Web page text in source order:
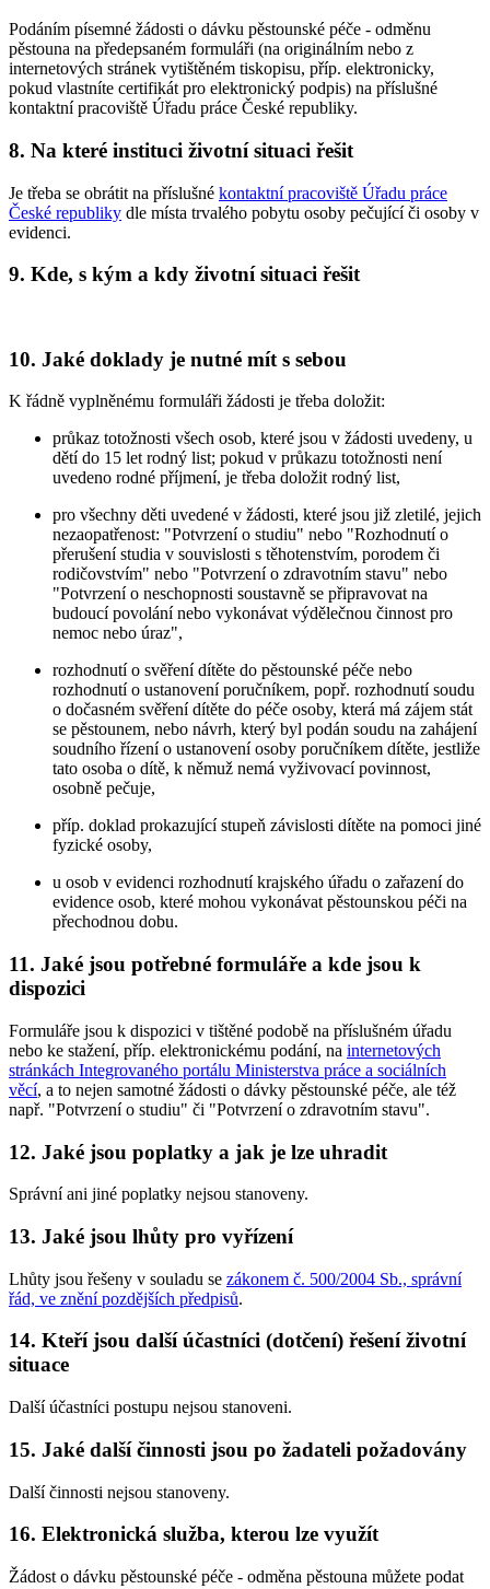
Podáním písemné žádosti o dávku pěstounské péče - odměnu
pěstouna na předepsaném formuláři (na originálním nebo z
internetových stránek vytištěném tiskopisu, příp. elektronicky,
pokud vlastníte certifikát pro elektronický podpis) na příslušné
kontaktní pracoviště Úřadu práce České republiky.
8. Na které instituci životní situaci řešit
Je třeba se obrátit na příslušné kontaktní pracoviště Úřadu práce
České republiky dle místa trvalého pobytu osoby pečující či osoby v
evidenci.
9. Kde, s kým a kdy životní situaci řešit
10. Jaké doklady je nutné mít s sebou
K řádně vyplněnému formuláři žádosti je třeba doložit:
průkaz totožnosti všech osob, které jsou v žádosti uvedeny, u
dětí do 15 let rodný list; pokud v průkazu totožnosti není
uvedeno rodné příjmení, je třeba doložit rodný list,
pro všechny děti uvedené v žádosti, které jsou již zletilé, jejich
nezaopatřenost: "Potvrzení o studiu" nebo "Rozhodnutí o
přerušení studia v souvislosti s těhotenstvím, porodem či
rodičovstvím" nebo "Potvrzení o zdravotním stavu" nebo
"Potvrzení o neschopnosti soustavně se připravovat na
budoucí povolání nebo vykonávat výdělečnou činnost pro
nemoc nebo úraz",
rozhodnutí o svěření dítěte do pěstounské péče nebo
rozhodnutí o ustanovení poručníkem, popř. rozhodnutí soudu
o dočasném svěření dítěte do péče osoby, která má zájem stát
se pěstounem, nebo návrh, který byl podán soudu na zahájení
soudního řízení o ustanovení osoby poručníkem dítěte, jestliže
tato osoba o dítě, k němuž nemá vyživovací povinnost,
osobně pečuje,
příp. doklad prokazující stupeň závislosti dítěte na pomoci jiné
fyzické osoby,
u osob v evidenci rozhodnutí krajského úřadu o zařazení do
evidence osob, které mohou vykonávat pěstounskou péči na
přechodnou dobu.
11. Jaké jsou potřebné formuláře a kde jsou k
dispozici
Formuláře jsou k dispozici v tištěné podobě na příslušném úřadu
nebo ke stažení, příp. elektronickému podání, na internetových
stránkách Integrovaného portálu Ministerstva práce a sociálních
věcí, a to nejen samotné žádosti o dávky pěstounské péče, ale též
např. "Potvrzení o studiu" či "Potvrzení o zdravotním stavu".
12. Jaké jsou poplatky a jak je lze uhradit
Správní ani jiné poplatky nejsou stanoveny.
13. Jaké jsou lhůty pro vyřízení
Lhůty jsou řešeny v souladu se zákonem č. 500/2004 Sb., správní
řád, ve znění pozdějších předpisů.
14. Kteří jsou další účastníci (dotčení) řešení životní
situace
Další účastníci postupu nejsou stanoveni.
15. Jaké další činnosti jsou po žadateli požadovány
Další činnosti nejsou stanoveny.
16. Elektronická služba, kterou lze využít
Žádost o dávku pěstounské péče - odměna pěstouna můžete podat